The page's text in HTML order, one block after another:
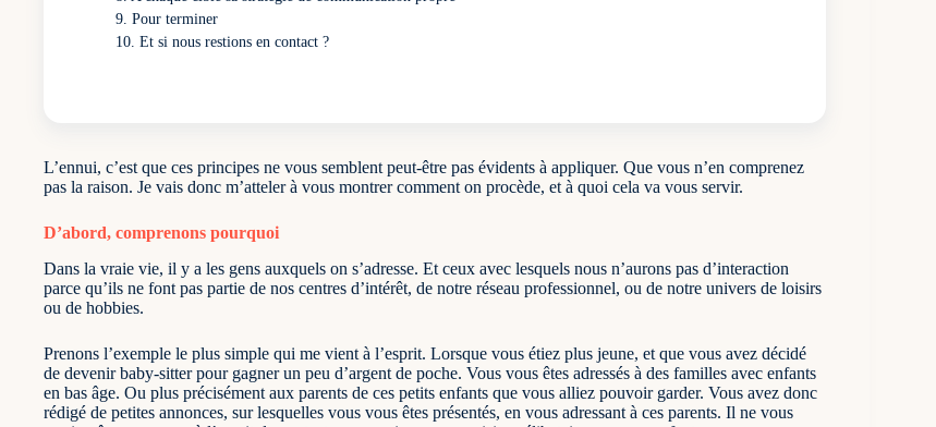
Pour terminer
Et si nous restions en contact ?
L’ennui, c’est que ces principes ne vous semblent peut-être pas évidents à appliquer. Que vous n’en comprenez
pas la raison. Je vais donc m’atteler à vous montrer comment on procède, et à quoi cela va vous servir.
D’abord, comprenons pourquoi
Dans la vraie vie, il y a les gens auxquels on s’adresse. Et ceux avec lesquels nous n’aurons pas d’interaction
parce qu’ils ne font pas partie de nos centres d’intérêt, de notre réseau professionnel, ou de notre univers de loisirs
ou de hobbies.
Prenons l’exemple le plus simple qui me vient à l’esprit. Lorsque vous étiez plus jeune, et que vous avez décidé
de devenir baby-sitter pour gagner un peu d’argent de poche. Vous vous êtes adressés à des familles avec enfants
en bas âge. Ou plus précisément aux parents de ces petits enfants que vous alliez pouvoir garder. Vous avez donc
rédigé de petites annonces, sur lesquelles vous vous êtes présentés, en vous adressant à ces parents. Il ne vous